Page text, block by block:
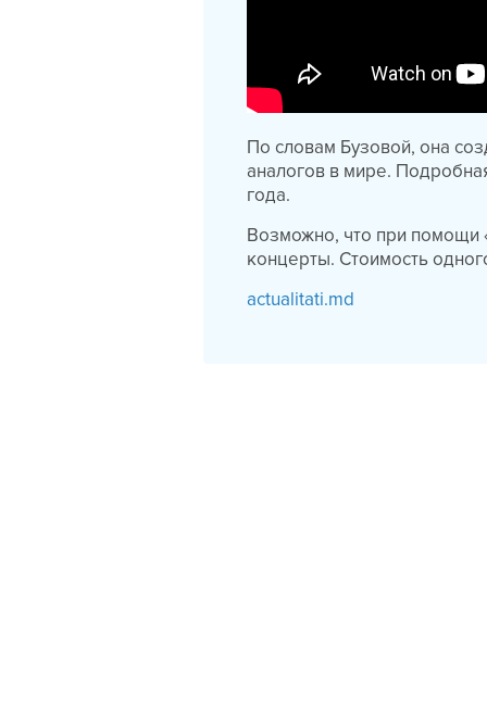
По словам Бузовой, она
аналогов в мире.
года.
Возможно, что при помощи
концерты. Стоимость
actualitati.md